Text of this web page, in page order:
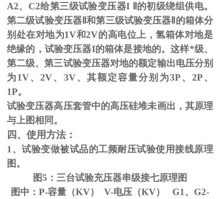
A2、C2给第三级试验变压器I Ⅱ的初级绕组供电。
第二级试验变压器Ⅱ和第三级试验变压器Ⅱ的箱体分
别处在对地为1V和2V的高电位上，氢箱体对地是
绝缘的，试验变压器I的箱体是接地的。这样*级、
第二级、第三试验变压器对地的额定输出电压分别
为1V、2V、3V、其额定容量分别为3P、2P、
1P。
试验变压器高压套管中的高压硅堆未画出，其原理
与上图相同。
四、使用方法：
1、试验变做被试品的工频耐压试验使用接线原理
图。
图5：三台试验充压器串级接七原理图
图中：P-容量（KV） V-电压（KV） G1、G2-